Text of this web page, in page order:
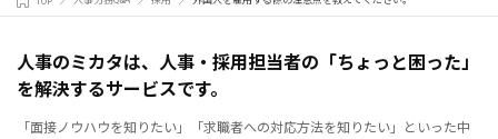
人事のミカタは、人事・採用担当者の「ちょっと困った」
を解決するサービスです。
「面接ノウハウを知りたい」「求職者への対応方法を知りたい」といった中